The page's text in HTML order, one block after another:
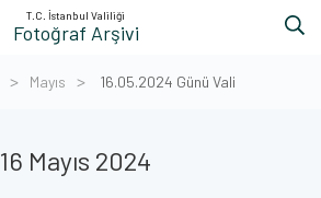
T.C. İstanbul Valiliği
Fotoğraf Arşivi
Mayıs 16.05.2024 Günü Vali
16 Mayıs 2024